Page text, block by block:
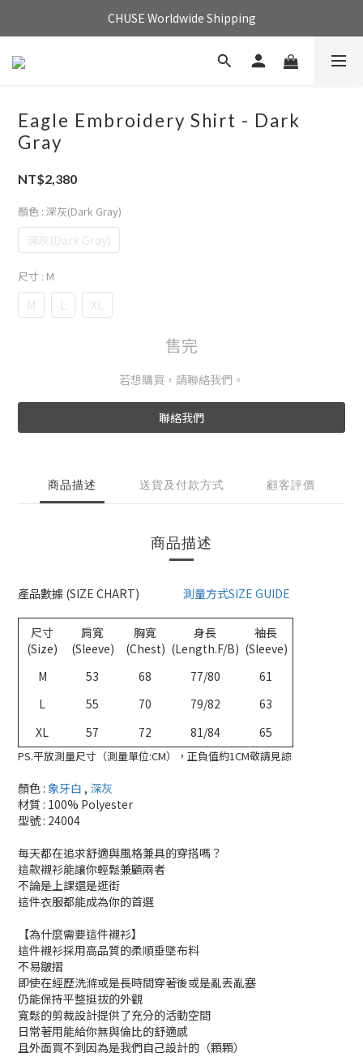
CHUSE Worldwide Shipping
Eagle Embroidery Shirt - Dark
Gray
NT$2,380
顏色 : 深灰(Dark Gray)
深灰(Dark Gray)
尺寸 : M
M L XL
售完
若想購買，請聯絡我們。
聯絡我們
商品描述 送貨及付款方式 顧客評價
商品描述
產品數據 (SIZE CHART) 測量方式SIZE GUIDE
尺寸
(Size)
肩寬
(Sleeve)
胸寬
(Chest)
身長
(Length.F/B)
袖長
(Sleeve)
M
53 68 77/80
61
L
55 70 79/82
63
XL
57 72 81/84 65
PS.平放測量尺寸（測量單位:CM），正負值約1CM敬請見諒
顏色 : 象牙白 , 深灰
材質 : 100% Polyester
型號 : 24004
每天都在追求舒適與風格兼具的穿搭嗎？
這款襯衫能讓你輕鬆兼顧兩者
不論是上課還是逛街
這件衣服都能成為你的首選
【為什麼需要這件襯衫】
這件襯衫採用高品質的柔順垂墜布料
不易皺摺
即使在經歷洗滌或是長時間穿著後或是亂丟亂塞
仍能保持平整挺拔的外觀
寬鬆的剪裁設計提供了充分的活動空間
日常著用能給你無與倫比的舒適感
且外面買不到因為是我們自己設計的（顆顆）